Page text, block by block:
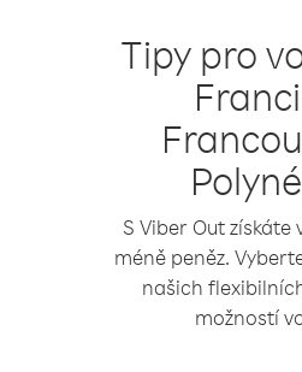
Tipy pro
S Viber Out získáte
méně peněz.
našich
možností